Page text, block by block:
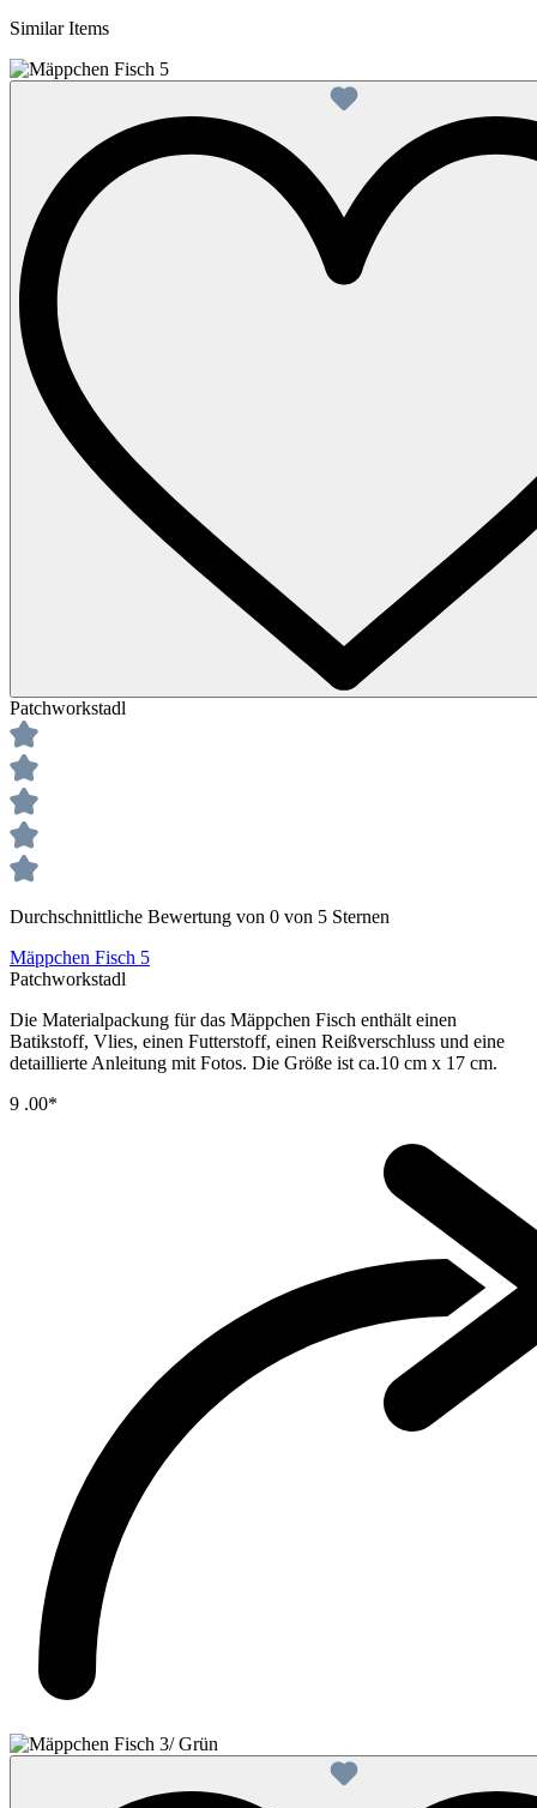
Similar Items
Patchworkstadl
Durchschnittliche Bewertung von 0 von 5 Sternen
Mäppchen Fisch 5
Patchworkstadl
Die Materialpackung für das Mäppchen Fisch enthält einen
Batikstoff, Vlies, einen Futterstoff, einen Reißverschluss und eine
detaillierte Anleitung mit Fotos. Die Größe ist ca.10 cm x 17 cm.
9 .00*